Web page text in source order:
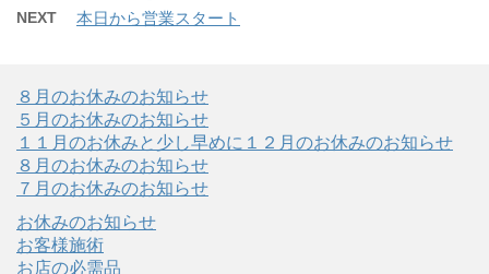
NEXT 本日から営業スタート
８月のお休みのお知らせ
５月のお休みのお知らせ
１１月のお休みと少し早めに１２月のお休みのお知らせ
８月のお休みのお知らせ
７月のお休みのお知らせ
お休みのお知らせ
お客様施術
お店の必需品